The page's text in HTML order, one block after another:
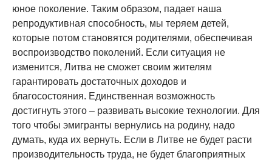
юное поколение. Таким образом, падает наша
репродуктивная способность, мы теряем детей,
которые потом становятся родителями, обеспечивая
воспроизводство поколений. Если ситуация не
изменится, Литва не сможет своим жителям
гарантировать достаточных доходов и
благосостояния. Единственная возможность
достигнуть этого – развивать высокие технологии. Для
того чтобы эмигранты вернулись на родину, надо
думать, куда их вернуть. Если в Литве не будет расти
производительность труда, не будет благоприятных